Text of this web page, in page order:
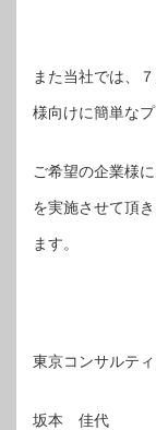
また当社では、
様向けに簡単な
ご希望の企業様
を実施させて頂
ます。
東京コンサルテ
坂本 佳代